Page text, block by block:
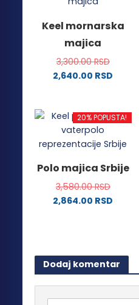
više
Opcije
mogu
biti
izabrane
proizvoda.
Keel mornarska
majica
3,300.00RSD
2,640.00 RSD
ima
više
varijanti.
mogu
biti
izabrane
20% POPUSTA!
Polo majica Srbije
3,580.00RSD
2,864.00 RSD
više
varijanti.
Opcije
mogu
Dodaj komentar